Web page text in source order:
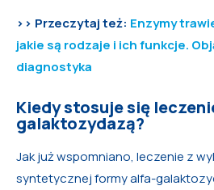
>> Przeczytaj też: Enzymy
jakie są rodzaje i ich funkcje.
diagnostyka
Kiedy stosuje się
galaktozydazą?
Jak już wspomniano, leczenie z
syntetycznej formy alfa-